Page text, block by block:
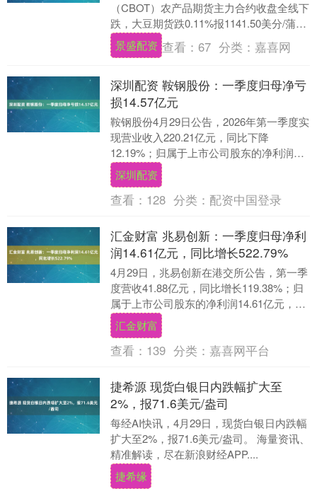
（CBOT）农产品期货主力合约收盘全线下
跌，大豆期货跌0.11%报1141.50美分/蒲式
耳，玉米期货跌1.13%报439.....
景盛配资 查看：67 分类：嘉喜网
深圳配资 鞍钢股份：一季度归母净亏
损14.57亿元
鞍钢股份4月29日公告，2026年第一季度实
现营业收入220.21亿元，同比下降
12.19%；归属于上市公司股东的净利润亏
损14.57亿元，上年同期净亏损5.5....
深圳配资
查看： 128 分类： 配资中国登录
汇金财富 兆易创新：一季度归母净利
润14.61亿元，同比增长522.79%
4月29日，兆易创新在港交所公告，第一季
度营收41.88亿元，同比增长119.38%；归
属于上市公司股东的净利润14.61亿元，同
比增长522.79%；基本每股....
汇金财富
查看： 139 分类： 嘉喜网平台
捷希源 现货白银日内跌幅扩大至
2%，报71.6美元/盎司
每经AI快讯，4月29日，现货白银日内跌幅
扩大至2%，报71.6美元/盎司。 海量资讯、
精准解读，尽在新浪财经APP....
捷希缘